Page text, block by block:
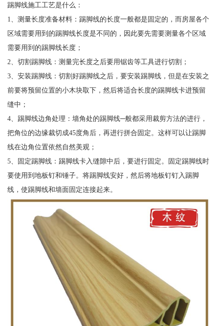
踢脚线施工工艺是什么：
1、测量长度准备材料：踢脚线的长度一般都是固定的，而房屋各个
区域需要用到的踢脚线长度是不同的，因此要先需要测量各个区域
需要用到的踢脚线长度；
2、切割踢脚线：测量完长度之后要用锯齿等工具进行切割；
3、安装踢脚线：切割好踢脚线之后，要安装踢脚线，但是在安装之
前要将预留位置的小木块取下，然后将适合长度的踢脚线卡进预留
缝中；
4、踢脚线边角处理：墙角处的踢脚线─般都采用裁剪方法的进行，
把角位的边缘裁切成45度角后，再进行拼合固定。这样可以让踢脚
线在边角位置依然自然美观；
5、固定踢脚线：踢脚线卡入缝隙中后，要进行固定。固定踢脚线时
要使用到地板钉和锤子。将踢脚线安好，然后将地板钉钉入踢脚
线，使踢脚线和墙面固定连接起来。